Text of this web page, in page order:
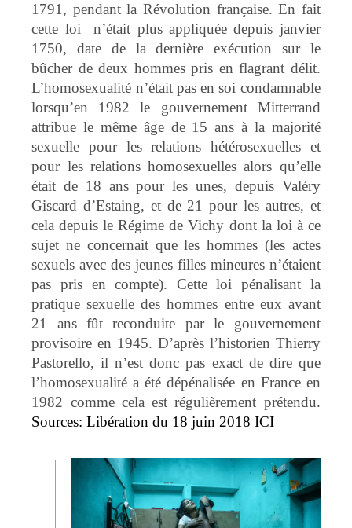
1791, pendant la Révolution française. En fait
cette loi n’était plus appliquée depuis janvier
1750, date de la dernière exécution sur le
bûcher de deux hommes pris en flagrant délit.
L’homosexualité n’était pas en soi condamnable
lorsqu’en 1982 le gouvernement Mitterrand
attribue le même âge de 15 ans à la majorité
sexuelle pour les relations hétérosexuelles et
pour les relations homosexuelles alors qu’elle
était de 18 ans pour les unes, depuis Valéry
Giscard d’Estaing, et de 21 pour les autres, et
cela depuis le Régime de Vichy dont la loi à ce
sujet ne concernait que les hommes (les actes
sexuels avec des jeunes filles mineures n’étaient
pas pris en compte). Cette loi pénalisant la
pratique sexuelle des hommes entre eux avant
21 ans fût reconduite par le gouvernement
provisoire en 1945. D’après l’historien Thierry
Pastorello, il n’est donc pas exact de dire que
l’homosexualité a été dépénalisée en France en
1982 comme cela est régulièrement prétendu.
Sources: Libération du 18 juin 2018 ICI